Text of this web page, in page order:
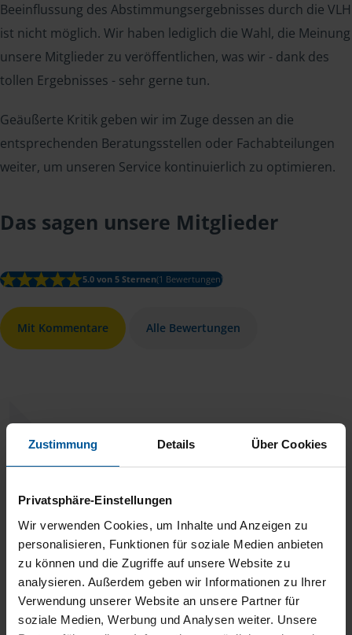
Zustimmung Details Über Cookies
Privatsphäre-Einstellungen
Wir verwenden Cookies, um Inhalte und Anzeigen zu
personalisieren, Funktionen für soziale Medien anbieten
zu können und die Zugriffe auf unsere Website zu
analysieren. Außerdem geben wir Informationen zu Ihrer
Verwendung unserer Website an unsere Partner für
soziale Medien, Werbung und Analysen weiter. Unsere
Beeinflussung des Abstimmungsergebnisses durch die VLH
ist nicht möglich. Wir haben lediglich die Wahl, die Meinung
unsere Mitglieder zu veröffentlichen, was wir - dank des
tollen Ergebnisses - sehr gerne tun.
Geäußerte Kritik geben wir im Zuge dessen an die
entsprechenden Beratungsstellen oder Fachabteilungen
weiter, um unseren Service kontinuierlich zu optimieren.
Das sagen unsere Mitglieder
5.0 von 5 Sternen(1 Bewertungen)
Mit Kommentare Alle Bewertungen
Ich bin mit dieser Beratungsstelle sehr zufrieden. Mit der
habe ich meine Probleme schnell gelöst. Ich würde diese
Beratungsstelle weiter empfehlen.
Kramer